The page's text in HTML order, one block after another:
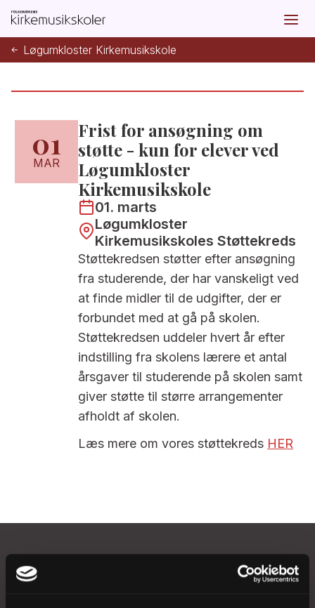
Løgumkloster Kirkemusikskole
01
MAR
Frist for ansøgning om
støtte - kun for elever ved
Løgumkloster
Kirkemusikskole
01. marts
Løgumkloster
Kirkemusikskoles Støttekreds
Støttekredsen støtter efter ansøgning
fra studerende, der har vanskeligt ved
at finde midler til de udgifter, der er
forbundet med at gå på skolen.
Støttekredsen uddeler hvert år efter
indstilling fra skolens lærere et antal
årsgaver til studerende på skolen samt
giver støtte til større arrangementer
afholdt af skolen.
Læs mere om vores støttekreds HER